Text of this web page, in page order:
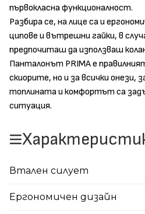
първокласна функционалност.
Разбира се, на лице са и
ципове и вътрешни гайки, в
предпочиташ да използваш
Панталонът PRIMA e
скиорите, но и за всички онези,
топлината и комфортът са
ситуация.
Втален силует
Eргономичен дизайн